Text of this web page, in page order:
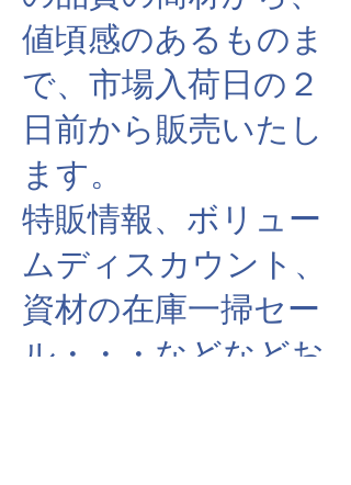
値頃感のあるものま
で、市場入荷日の２
日前から販売いたし
ます。
​特販情報、ボリュー
ムディスカウント、
資材の在庫一掃セー
ル・・・などなどお